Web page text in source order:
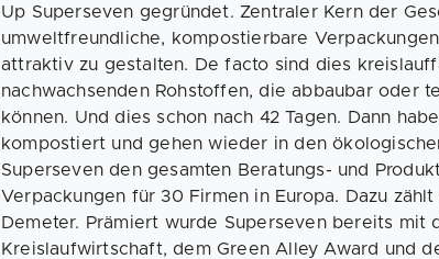
Up Superseven gegründet. Zentraler Kern der
umweltfreundliche, kompostierbare
attraktiv zu gestalten. De facto sind dies
nachwachsenden Rohstoffen, die abbaubar oder
können. Und dies schon nach 42 Tagen. Dann
kompostiert und gehen wieder in den
Superseven den gesamten Beratungs- und
Verpackungen für 30 Firmen in Europa. Dazu
Demeter. Prämiert wurde Superseven bereits mit
Kreislaufwirtschaft, dem Green Alley Award und